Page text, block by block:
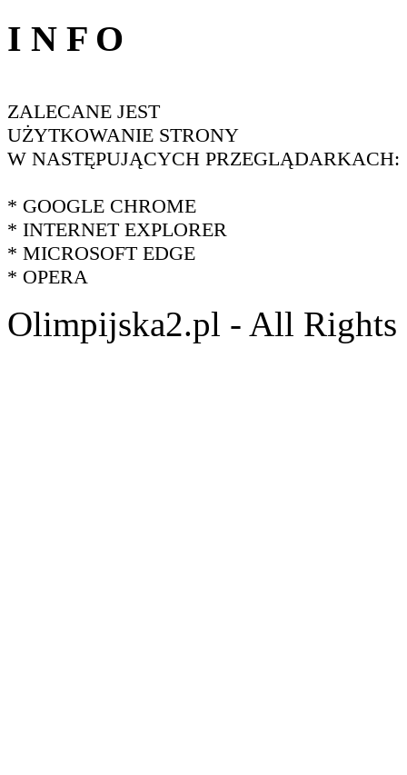
I N F O
ZALECANE JEST
UŻYTKOWANIE STRONY
W NASTĘPUJĄCYCH PRZEGLĄDARKACH:
* GOOGLE CHROME
* INTERNET EXPLORER
* MICROSOFT EDGE
* OPERA
Olimpijska2.pl - All Rights